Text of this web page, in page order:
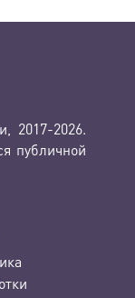
2017-2026.
публичной